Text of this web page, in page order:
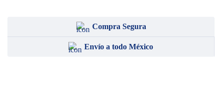
Compra Segura
Envío a todo México